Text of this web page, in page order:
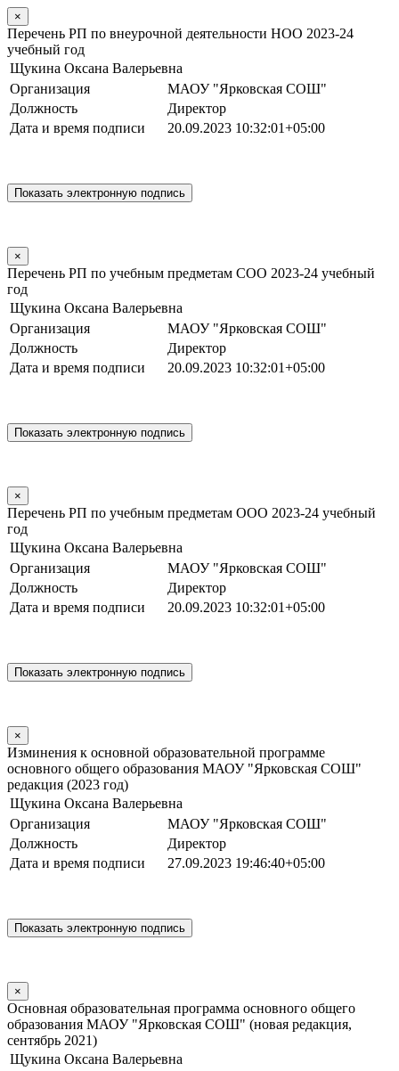
×
Перечень РП по внеурочной деятельности НОО 2023-24
учебный год
Щукина Оксана Валерьевна
Организация
МАОУ "Ярковская СОШ"
Должность
Директор
Дата и время подписи
20.09.2023 10:32:01+05:00
×
Перечень РП по учебным предметам СОО 2023-24 учебный
год
Щукина Оксана Валерьевна
Организация
МАОУ "Ярковская СОШ"
Должность
Директор
Дата и время подписи
20.09.2023 10:32:01+05:00
×
Перечень РП по учебным предметам ООО 2023-24 учебный
год
Щукина Оксана Валерьевна
Организация
МАОУ "Ярковская СОШ"
Должность
Директор
Дата и время подписи
20.09.2023 10:32:01+05:00
×
Изминения к основной образовательной программе
основного общего образования МАОУ "Ярковская СОШ"
редакция (2023 год)
Щукина Оксана Валерьевна
Организация
МАОУ "Ярковская СОШ"
Должность
Директор
Дата и время подписи
27.09.2023 19:46:40+05:00
×
Основная образовательная программа основного общего
образования МАОУ "Ярковская СОШ" (новая редакция,
сентябрь 2021)
Щукина Оксана Валерьевна